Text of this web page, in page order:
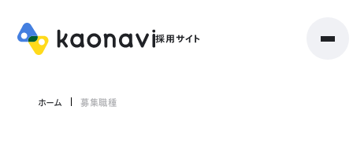
ホーム 募集職種